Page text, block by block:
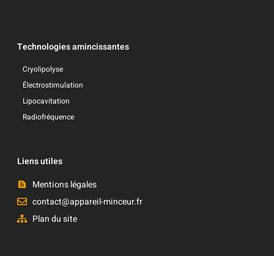
Technologies amincissantes
Cryolipolyse
Électrostimulation
Lipocavitation
Radiofréquence
Liens utiles
Mentions légales
contact@appareil-minceur.fr
Plan du site